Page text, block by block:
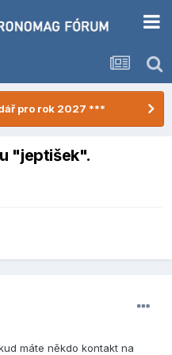
pro rok 2027 ***
"jeptišek".
máte někdo kontakt na